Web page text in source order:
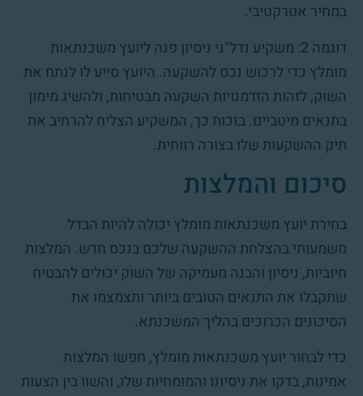
במחיר אטרקטיבי.
דוגמה 2: משקיע נדל"ני ניסיון פנה ליועץ משכנתאות
מומלץ כדי לרכוש נכס להשקעה. היועץ סייע לו לנתח את
השוק, לזהות הזדמנויות השקעה מבטיחות, ולהשיג מימון
בתנאים מיטביים. בזכות כך, המשקיע הצליח להרחיב את
תיק ההשקעות שלו בצורה רווחית.
סיכום והמלצות
בחירת יועץ משכנתאות מומלץ יכולה להיות הבדל
משמעותי בהצלחת ההשקעה שלכם בנכס חדש. המלצות
חיוביות, ניסיון והבנה מעמיקה של השוק יכולים להבטיח
שתקבלו את התנאים הטובים ביותר ותצמצמו את
הסיכונים הכרוכים בהליך המשכנתא.
כדי לבחור יועץ משכנתאות מומלץ, חפשו המלצות
אמינות, בדקו את ניסיונו והמומחיות שלו, והשוו בין הצעות